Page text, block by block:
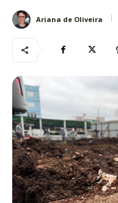
Ariana de Oliveira